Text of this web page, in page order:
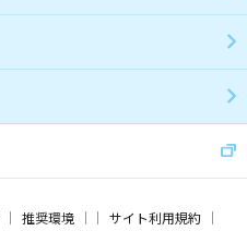
推奨環境 サイト利用規約